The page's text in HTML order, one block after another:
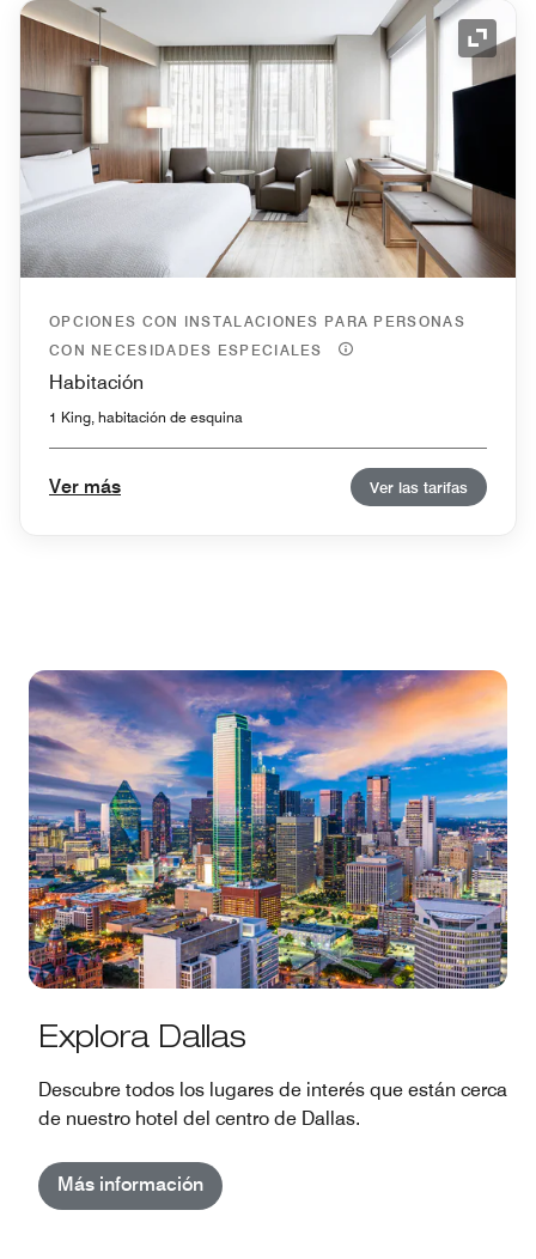
Icono
OPCIONES CON INSTALACIONES PARA PERSONAS
CON NECESIDADES ESPECIALES
Habitación
1 King, habitación de esquina
Ver más Ver las tarifas
Explora Dallas
Descubre todos los lugares de interés que están cerca
de nuestro hotel del centro de Dallas.
Más información